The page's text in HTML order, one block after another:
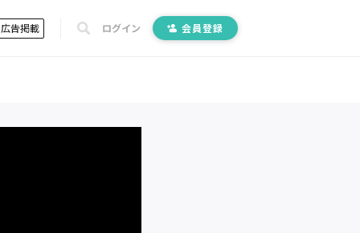
広告掲載 ログイン 会員登録